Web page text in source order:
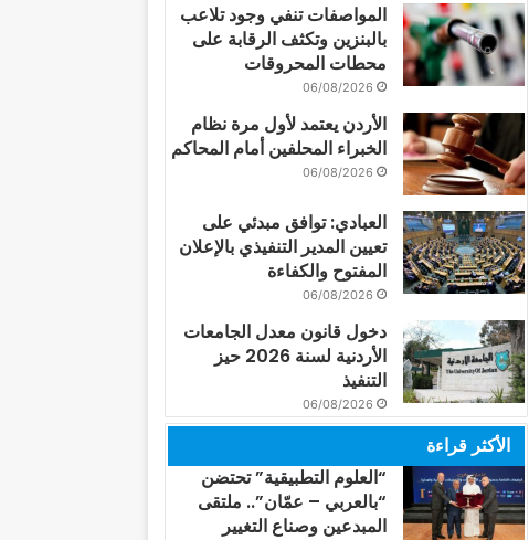
المواصفات تنفي وجود تلاعب
بالبنزين وتكثف الرقابة على
محطات المحروقات
06/08/2026
الأردن يعتمد لأول مرة نظام
الخبراء المحلفين أمام المحاكم
06/08/2026
العبادي: توافق مبدئي على
تعيين المدير التنفيذي بالإعلان
المفتوح والكفاءة
06/08/2026
دخول قانون معدل الجامعات
الأردنية لسنة 2026 حيز
التنفيذ
06/08/2026
الأكثر قراءة
“العلوم التطبيقية” تحتضن
“بالعربي – عمّان”.. ملتقى
المبدعين وصناع التغيير